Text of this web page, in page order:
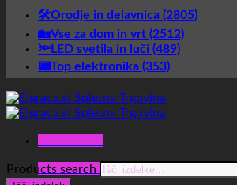
🛠️Orodje in delavnica (2805)
🏡Vse za dom in vrt (2512)
🔦LED svetila in luči (489)
📟Top elektronika (353)
Glavni meni
Products search